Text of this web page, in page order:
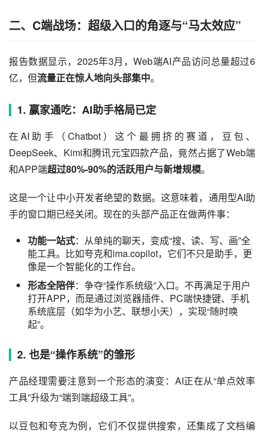
二、C端战场：超级入口的角逐与“马太效应”
报告数据显示，2025年3月，Web端AI产品访问总量超过6
亿，但流量正在惊人地向头部集中。
1. 赢家通吃：AI助手格局已定
在AI助手（Chatbot）这个最拥挤的赛道，豆包、
DeepSeek、Kimi和腾讯元宝四款产品，竟然占据了Web端
和APP端超过80%-90%的活跃用户与新增规模。
这是一个让中小开发者绝望的数据。这意味着，通用型AI助
手的窗口期已经关闭。现在的头部产品正在做两件事：
功能一站式：从单纯的聊天，变成“搜、读、写、画”全
能工具。比如夸克和ima.copilot，它们不只是助手，更
像是一个智能化的工作台。
形态全陪伴：争夺“操作系统级”入口。不再满足于用户
打开APP，而是通过浏览器插件、PC端快捷键、手机
系统底层（如华为小艺、联想小天），实现“随时唤
起”。
2. 也是“操作系统”的雏形
产品经理需要注意到一个形态的演变：AI正在从“单点效率
工具”升级为“端到端超级工具”。
以豆包和夸克为例，它们不仅提供搜索，还集成了文档编